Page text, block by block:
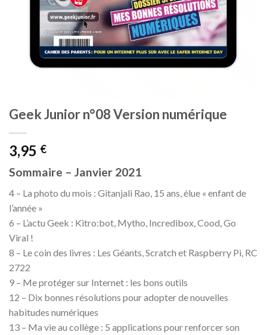
Geek Junior n°08 Version numérique
3,95 €
Sommaire – Janvier 2021
4 – La photo du mois : Gitanjali Rao, 15 ans, élue « enfant de
l’année »
6 – L’actu Geek : Kitro:bot, Mytho, Incredibox, Cood, Go
Viral !
8 – Le coin des livres : Les Géants, Scratch et Raspberry Pi, RC
2722
9 – Me protéger sur Internet : les bons outils
12 – Dix bonnes résolutions pour adopter de nouvelles
habitudes numériques
13 – Ma vie au collège : 5 applications pour renforcer son